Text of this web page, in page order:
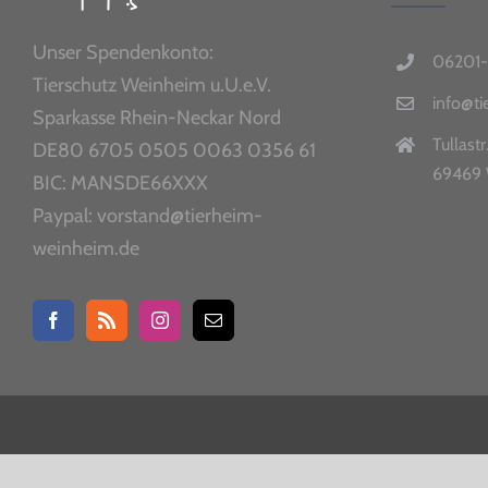
Unser Spendenkonto:
Tierschutz Weinheim u.U.e.V.
Sparkasse Rhein-Neckar Nord
DE80 6705 0505 0063 0356 61
BIC: MANSDE66XXX
Paypal: vorstand@tierheim-
weinheim.de
69469